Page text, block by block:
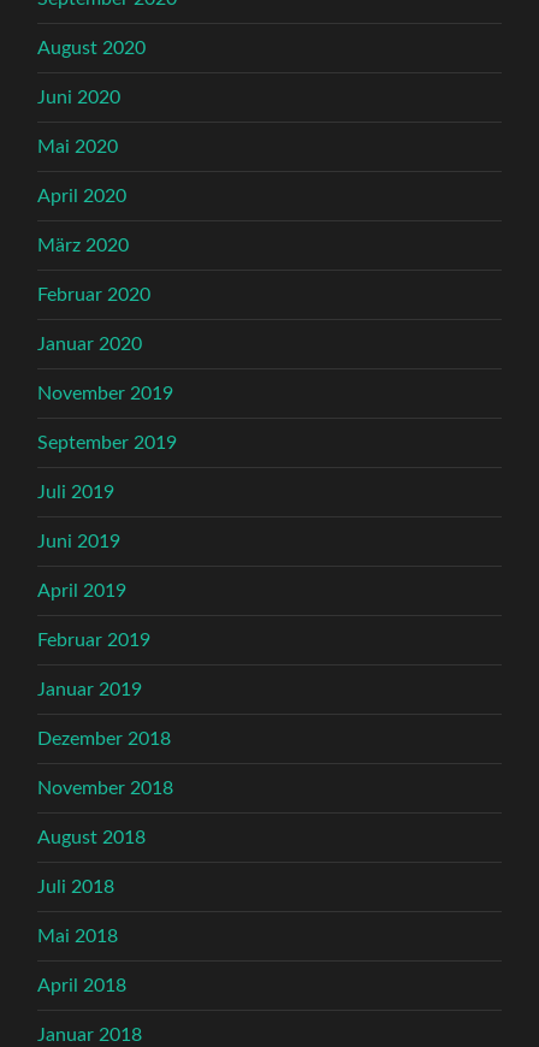
August 2020
Juni 2020
Mai 2020
April 2020
März 2020
Februar 2020
Januar 2020
November 2019
September 2019
Juli 2019
Juni 2019
April 2019
Februar 2019
Januar 2019
Dezember 2018
November 2018
August 2018
Juli 2018
Mai 2018
April 2018
Januar 2018